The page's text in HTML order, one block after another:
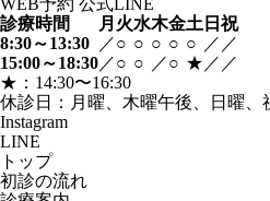
WEB予約 公式LINE
診療時間
月 火水木金土 日祝
8:30～13:30
／○ ○ ○ ○ ○ ／ ／
15:00～18:30／○ ○ ／○ ★ ／ ／
★：14:30〜16:30
休診日：月曜、木曜午後、日曜、
Instagram
LINE
トップ
初診の流れ